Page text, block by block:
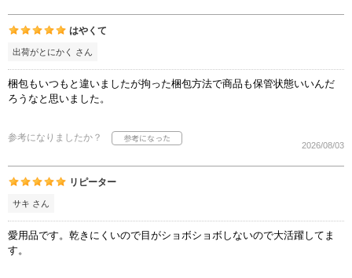
はやくて
出荷がとにかく さん
梱包もいつもと違いましたが拘った梱包方法で商品も保管状態いいんだ
ろうなと思いました。
参考になりましたか？
2026/08/03
リピーター
サキ さん
愛用品です。乾きにくいので目がショボショボしないので大活躍してま
す。